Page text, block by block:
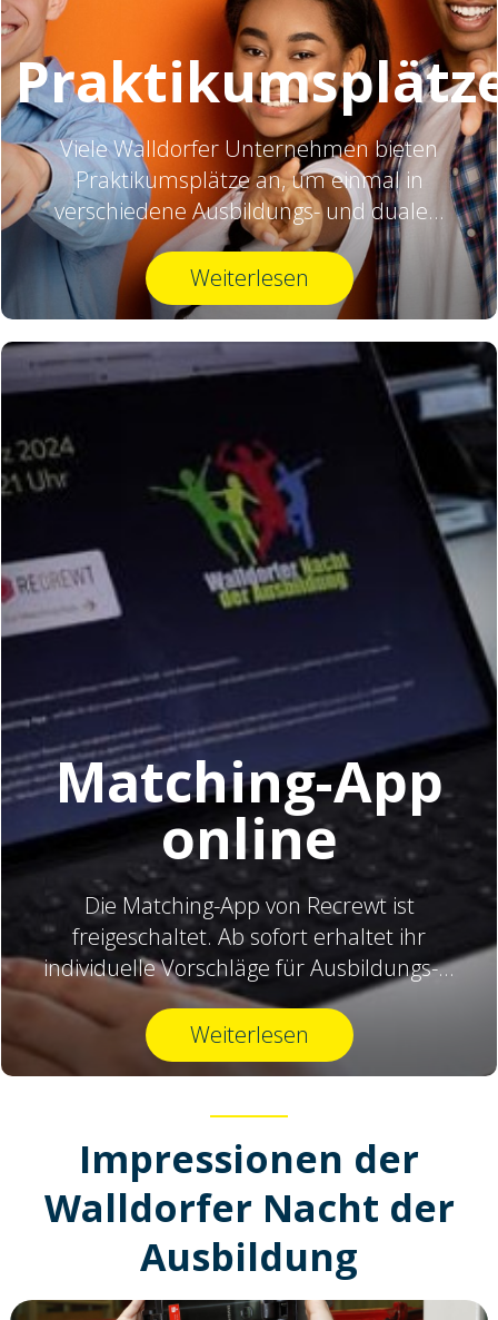
Viele Walldorfer Unternehmen bieten
Praktikumsplätze an, um einmal in
verschiedene Ausbildungs- und duale...
Weiterlesen
Matching-App
online
Die Matching-App von Recrewt ist
freigeschaltet. Ab sofort erhaltet ihr
individuelle Vorschläge für Ausbildungs-...
Weiterlesen
Impressionen der
Walldorfer Nacht der
Ausbildung